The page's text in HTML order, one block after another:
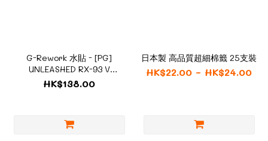
G-Rework 水貼 - [PG]
UNLEASHED RX-93 V
GUNDAM CD-P20
HK$138.00
日本製 高品質超細棉籤 25支裝
HK$22.00 ~ HK$24.00